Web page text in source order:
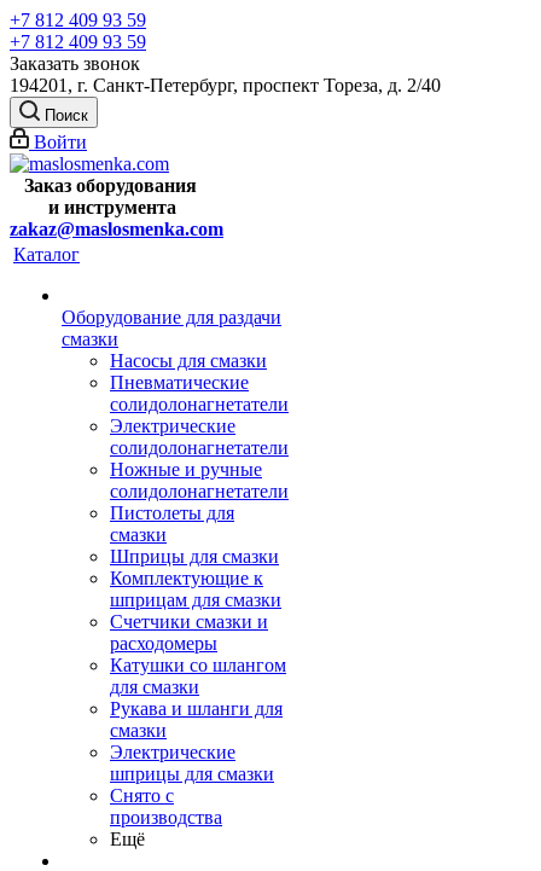
+7 812 409 93 59
+7 812 409 93 59
Заказать звонок
194201, г. Санкт-Петербург, проспект Тореза, д. 2/40
Поиск
Войти
Заказ оборудования
и инструмента
zakaz@maslosmenka.com
Каталог
Оборудование для раздачи
смазки
Насосы для смазки
Пневматические
солидолонагнетатели
Электрические
солидолонагнетатели
Ножные и ручные
солидолонагнетатели
Пистолеты для
смазки
Шприцы для смазки
Комплектующие к
шприцам для смазки
Счетчики смазки и
расходомеры
Катушки со шлангом
для смазки
Рукава и шланги для
смазки
Электрические
шприцы для смазки
Снято с
производства
Ещё